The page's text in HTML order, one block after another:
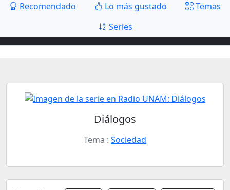
Recomendado
Lo más gustado
Temas
Series
Diálogos
Tema : Sociedad